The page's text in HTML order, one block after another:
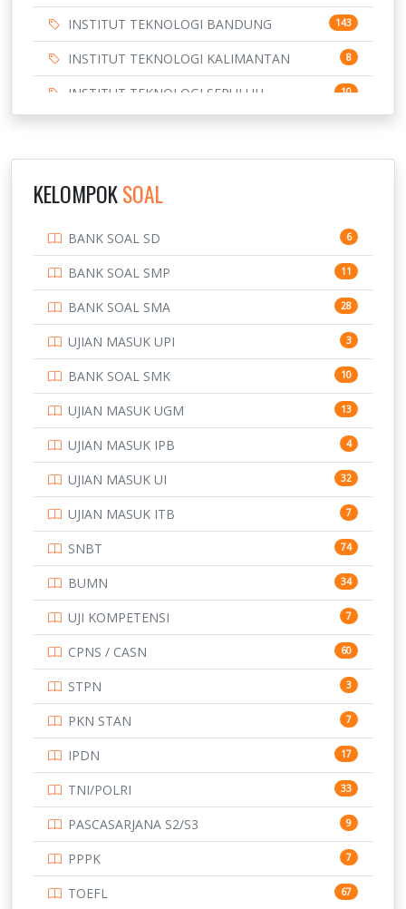
INSTITUT TEKNOLOGI BANDUNG 143
INSTITUT TEKNOLOGI KALIMANTAN 8
INSTITUT TEKNOLOGI SEPULUH
NOVEMBER
10
3
169
7
PTDI STTD 4
133
SMA 146
SMK 231
SMP 134
STIP 2
153
345
UNIVERSITAS AIRLANGGA 15
16
15
15
14
14
UNIVERSITAS CENDRAWASIH 14
15
219
KELOMPOKSOAL
BANK SOAL SD 6
BANK SOAL SMP 11
BANK SOAL SMA 28
UJIAN MASUK UPI 3
BANK SOAL SMK 10
UJIAN MASUK UGM 13
UJIAN MASUK IPB 4
UJIAN MASUK UI 32
UJIAN MASUK ITB 7
SNBT 74
BUMN 34
UJI KOMPETENSI 7
CPNS / CASN 60
STPN 3
PKN STAN 7
IPDN 17
TNI/POLRI 33
PASCASARJANA S2/S3 9
PPPK 7
TOEFL 67